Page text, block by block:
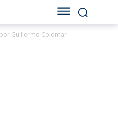
Guillermo Colomar